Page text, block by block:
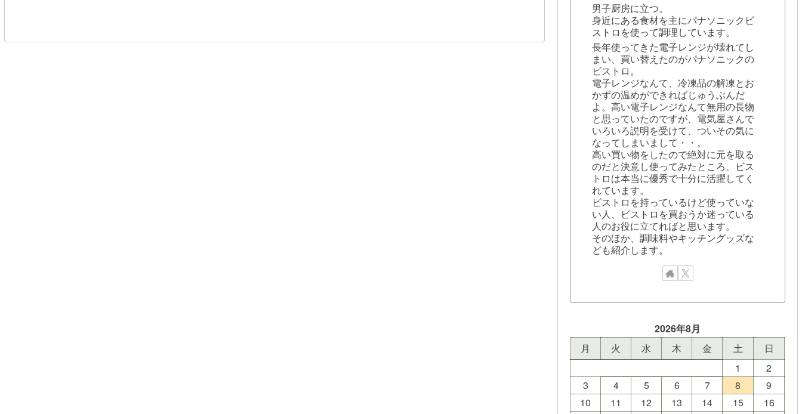
男子厨房に立つ。
身近にある食材を主にパナソニックビ
ストロを使って調理しています。
長年使ってきた電子レンジが壊れてし
まい、買い替えたのがパナソニックの
ビストロ。
電子レンジなんて、冷凍品の解凍とお
かずの温めができればじゅうぶんだ
よ。高い電子レンジなんて無用の長物
と思っていたのですが、電気屋さんで
いろいろ説明を受けて、ついその気に
なってしまいまして・・。
高い買い物をしたので絶対に元を取る
のだと決意し使ってみたところ、ビス
トロは本当に優秀で十分に活躍してく
れています。
ビストロを持っているけど使っていな
い人、ビストロを買おうか迷っている
人のお役に立てればと思います。
そのほか、調味料やキッチングッズな
ども紹介します。
2026年8月
月
火 水 木 金 土
日
1
2
3
4 5 6 7 8
9
10
11 12 13 14 15
16